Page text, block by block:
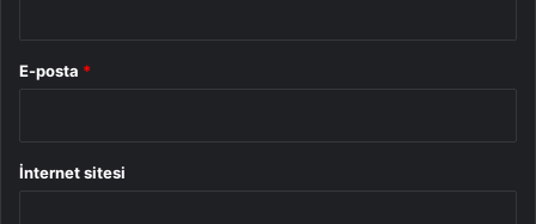
E-posta *
İnternet sitesi